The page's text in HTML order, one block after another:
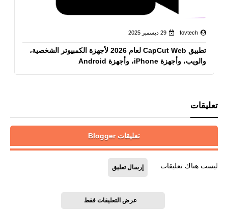
fovtech 29 ديسمبر 2025
تطبيق CapCut Web لعام 2026 لأجهزة الكمبيوتر الشخصية،
والويب، وأجهزة iPhone، وأجهزة Android
تعليقات
تعليقات Blogger
ليست هناك تعليقات إرسال تعليق
عرض التعليقات فقط